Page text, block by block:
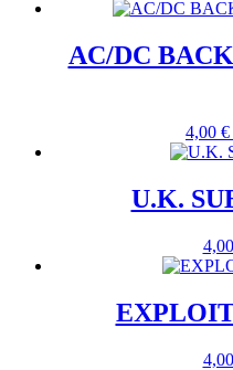
AC/DC
4,00 €
U.K.
4,00
4,00